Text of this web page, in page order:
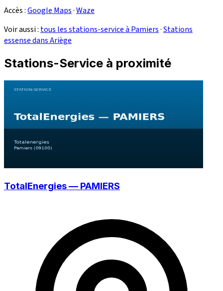
Accès :Google Maps·Waze
Voir aussi : tous les stations-service à Pamiers·Stations
essense dans Ariège
Stations-Service à proximité
TotalEnergies — PAMIERS